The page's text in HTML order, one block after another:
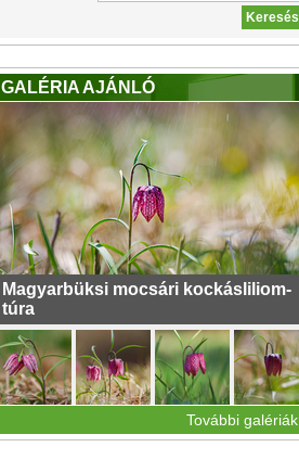
GALÉRIA AJÁNLÓ
Magyarbüksi mocsári kockásliliom-
túra
További galériák